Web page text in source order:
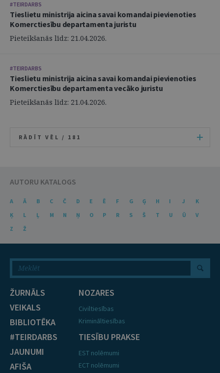
#TEIRDARBS
Tieslietu ministrija aicina savai komandai pievienoties
Komerctiesību departamenta juristu
Pieteikšanās līdz: 21.04.2026.
#TEIRDARBS
Tieslietu ministrija aicina savai komandai pievienoties
Komerctiesību departamenta vecāko juristu
Pieteikšanās līdz: 21.04.2026.
RĀDĪT VĒL / 181
AUTORU KATALOGS
A Ā B C Č D E Ē F G Ģ H I J
K
Ķ
L Ļ M N Ņ O P R S Š T U Ū
V
Z
Ž
ŽURNĀLS
VEIKALS
BIBLIOTĒKA
#TEIRDARBS
JAUNUMI
AFIŠA
NOZARES
Civiltiesības
Krimināltiesības
TIESĪBU PRAKSE
EST nolēmumi
ECT nolēmumi